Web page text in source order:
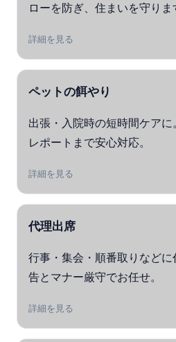
ローを防ぎ、住まいを守りま
詳細を見る
ペットの餌やり
出張・入院時の短時間ケア
レポートまで安心対応。
詳細を見る
代理出席
行事・集会・順番取りなど
告とマナー厳守でお任せ。
詳細を見る